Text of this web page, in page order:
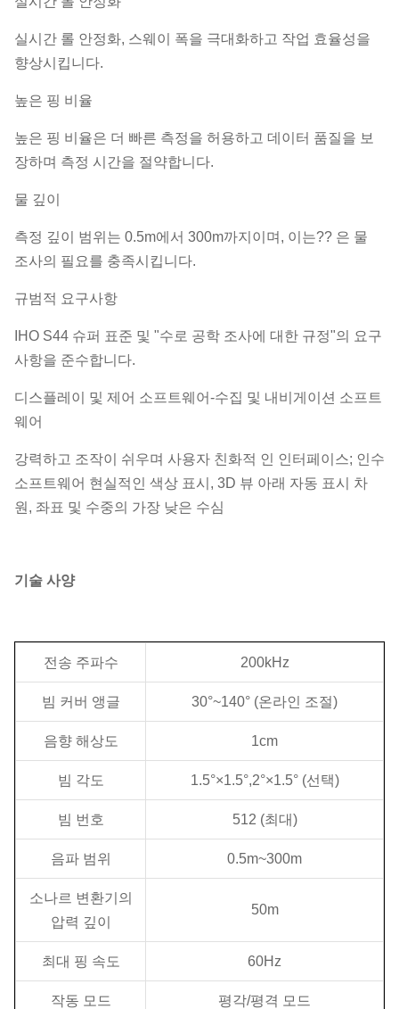
실시간 롤 안정화, 스웨이 폭을 극대화하고 작업 효율성을
향상시킵니다.
높은 핑 비율
높은 핑 비율은 더 빠른 측정을 허용하고 데이터 품질을 보
장하며 측정 시간을 절약합니다.
물 깊이
측정 깊이 범위는 0.5m에서 300m까지이며, 이는?? 은 물
조사의 필요를 충족시킵니다.
규범적 요구사항
IHO S44 슈퍼 표준 및 "수로 공학 조사에 대한 규정"의 요구
사항을 준수합니다.
디스플레이 및 제어 소프트웨어-수집 및 내비게이션 소프트
웨어
강력하고 조작이 쉬우며 사용자 친화적 인 인터페이스; 인수
소프트웨어 현실적인 색상 표시, 3D 뷰 아래 자동 표시 차
원, 좌표 및 수중의 가장 낮은 수심
기술 사양
전송 주파수 200kHz
빔 커버 앵글 30°~140° (온라인 조절)
음향 해상도 1cm
빔 각도 1.5°×1.5°,2°×1.5° (선택)
빔 번호 512 (최대)
음파 범위 0.5m~300m
소나르 변환기의
압력 깊이
50m
최대 핑 속도 60Hz
작동 모드 평각/평격 모드